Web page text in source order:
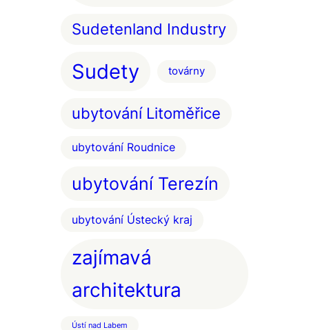
Sudetenland Industry
Sudety továrny
ubytování Litoměřice
ubytování Roudnice
ubytování Terezín
ubytování Ústecký kraj
zajímavá
architektura
Ústí nad Labem